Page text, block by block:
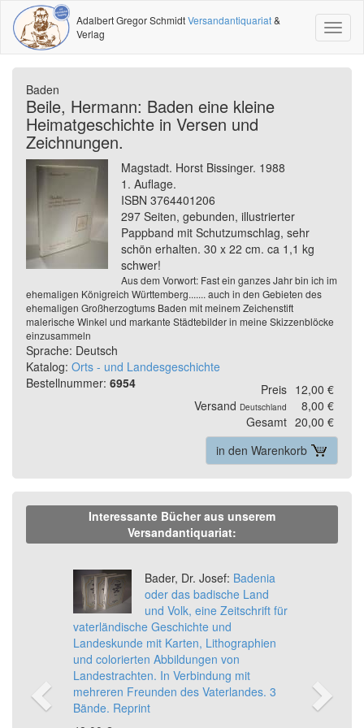
Adalbert Gregor SchmidtVersandantiquariat&
Verlag
Baden
Beile, Hermann: Baden eine kleine
Heimatgeschichte in Versen und
Zeichnungen.
Magstadt. Horst Bissinger. 1988
1. Auflage.
ISBN 3764401206
297 Seiten, gebunden, illustrierter
Pappband mit Schutzumschlag, sehr
schön erhalten. 30 x 22 cm. ca 1,1 kg
schwer!
Aus dem Vorwort: Fast ein ganzes Jahr bin ich im
ehemaligen Königreich Württemberg....... auch in den Gebieten des
ehemaligen Großherzogtums Baden mit meinem Zeichenstift
malerische Winkel und markante Städtebilder in meine Skizzenblöcke
einzusammeln
Sprache: Deutsch
Katalog: Orts - und Landesgeschichte
Bestellnummer: 6954 Preis 12,00 €
Versand Deutschland
8,00 €
Gesamt 20,00 €
in den Warenkorb
Interessante Bücher aus unserem
Versandantiquariat:
Bader, Dr. Josef: Badenia
oder das badische Land
und Volk, eine Zeitschrift für
vaterländische Geschichte und
Landeskunde mit Karten, Lithographien
und colorierten Abbildungen von
Landestrachten. In Verbindung mit
mehreren Freunden des Vaterlandes. 3
Bände. Reprint
Previous